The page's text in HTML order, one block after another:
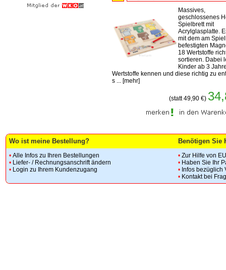
Massives,
geschlossenes
Spielbrett mit
Acrylglasplatte.
mit dem am
befestigten
18 Wertstoffe
sortieren. Dabei
Kinder ab 3
Wertstoffe kennen und diese richtig zu
s ... [mehr]
(statt 49,90 €)
Wo ist meine Bestellung? Benötigen Sie
• Alle Infos zu Ihren Bestellungen
• Liefer- / Rechnungsanschrift ändern
• Login zu Ihrem Kundenzugang
• Zur Hilfe von
• Haben Sie Ihr
• Infos bezüglich
• Kontakt bei